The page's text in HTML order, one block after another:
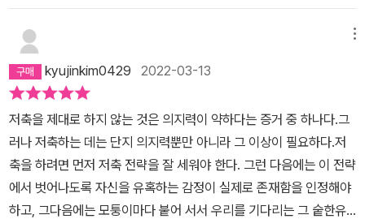
피도 마시고 할 거 다했는데도 돈이 크게 줄어들지 않는것보고 신기
했다.돈을 쓰는 순간 돈이 줄어드는게 보이니 (지불의고통)즉흥적인
소비를 안하는게 주요인. ....💸**필요한 것을 사는데 집중, 공짜도
가격이다**- 매우 공감. 1+1, 2만 7천원쯤 사서 계산할때 3만원 채
우면 상품권 준다. 이런것들.내가 지출하는 돈에 집중하는걸 흐리게
한다.이윤을 남겨야하는 기업이 어떤 곳인데 우리한테 공짜를 주겠는
가.필요한 것을 필요한 때에 사는게 부의 감각을 키우는 것~하면 ~가
공짜. 결국 ~를 사야된다. 지금 필요없는데도 공짜로 받는것 때문에
뭔가를 한다는 자체가 부의 감각과는 멀어짐 ..💸*돈은 돈일뿐 -💸
kyujinkim0429 2022-03-13
저축을 제대로 하지 않는 것은 의지력이 약하다는 증거 중 하나다.그
러나 저축하는 데는 단지 의지력뿐만 아니라 그 이상이 필요하다.저
축을 하려면 먼저 저축 전략을 잘 세워야 한다. 그런 다음에는 이 전략
에서 벗어나도록 자신을 유혹하는 감정이 실제로 존재함을 인정해야
하고, 그다음에는 모퉁이마다 붙어 서서 우리를 기다리는 그 숱한유